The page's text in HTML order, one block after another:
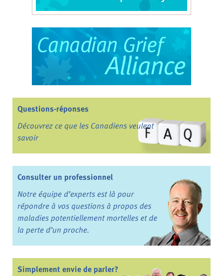
Questions-réponses
Découvrez ce que les Canadiens veulent
savoir
Consulter un professionnel
Notre équipe d’experts est là pour
répondre à vos questions à propos des
maladies potentiellement mortelles et de
la perte d’un proche.
Simplement envie de parler?